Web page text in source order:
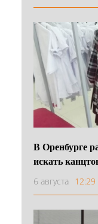
В Оренбурге
искать
6 августа 12:29